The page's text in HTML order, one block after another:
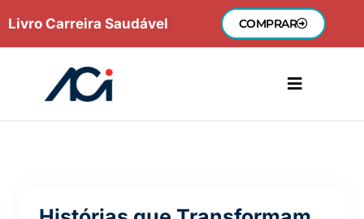
para
Livro Carreira Saudável COMPRAR